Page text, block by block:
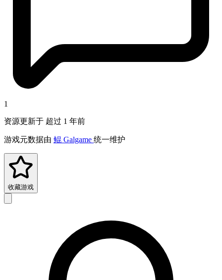
1
资源更新于 超过 1 年前
游戏元数据由 鲲 Galgame 统一维护
收藏游戏